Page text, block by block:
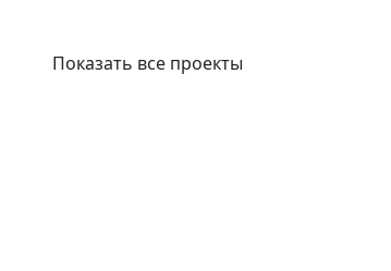
Показать все проекты